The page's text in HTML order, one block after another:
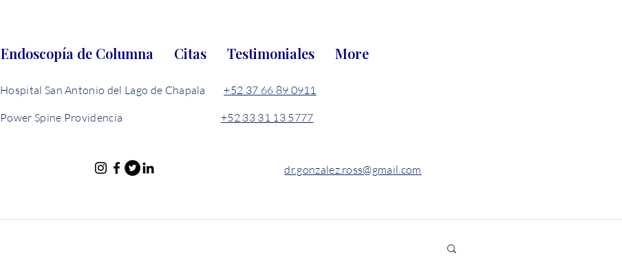
Endoscopía de Columna Citas Testimoniales More
Hospital San Antonio del Lago de Chapala+52 37 66 89 0911
Power Spine Providencia+52 33 31 13 5777
dr.gonzalez.ross@gmail.com